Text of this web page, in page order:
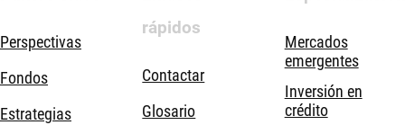
Perspectivas
Fondos
Estrategias
rápidos
Contactar
Glosario
Mercados
emergentes
Inversión en
crédito